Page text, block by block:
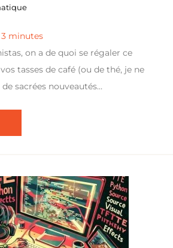
3 minutes
on a de quoi se régaler ce
tasses de café (ou de thé, je ne
sacrées nouveautés…